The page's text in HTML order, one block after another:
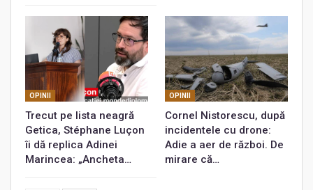
OPINII
Trecut pe lista neagră
Getica, Stéphane Luçon
îi dă replica Adinei
Marincea: „Ancheta…
OPINII
Cornel Nistorescu, după
incidentele cu drone:
Adie a aer de război. De
mirare că…